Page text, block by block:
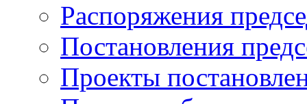
Распоряжения
Постановления
Проекты